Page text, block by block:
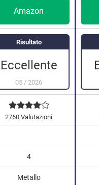
Risultato
Eccellente
05 / 2026
2760 Valutazioni
Amazon
4
Metallo